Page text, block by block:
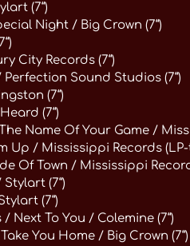
(7“)
Night / Big Crown (7“)
City Records (7“)
Sound Studios (7“)
(7“)
(7“)
Name Of Your Game /
Up / Mississippi Records
Of Town / Mississippi
(7“)
(7“)
Next To You / Colemine (7“)
You Home / Big Crown (7“)